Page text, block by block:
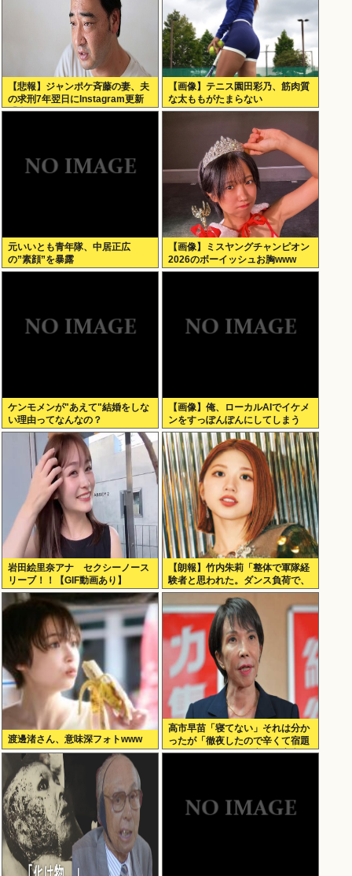
【悲報】ジャンポケ斉藤の妻、夫
の求刑7年翌日にInstagram更新
「楽しすぎた」←これｗ
【画像】テニス園田彩乃、筋肉質
な太ももがたまらない
元いいとも青年隊、中居正広
の”素顔”を暴露
【画像】ミスヤングチャンピオン
2026のボーイッシュお胸www
ケンモメンが"あえて"結婚をしな
い理由ってなんなの？
【画像】俺、ローカルAIでイケメ
ンをすっぽんぽんにしてしまう
www
岩田絵里奈アナ セクシーノース
リーブ！！【GIF動画あり】
【朗報】竹内朱莉「整体で軍隊経
験者と思われた。ダンス負荷で、
私の骨と筋肉はもうグチャグチャ
になってい
渡邊渚さん、意味深フォトwww
高市早苗「寝てない」それは分か
ったが「徹夜したので辛くて宿題
やってません」って言う奴高市早